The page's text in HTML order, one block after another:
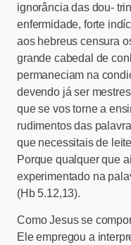
ignorância das dou-
enfermidade, forte
aos hebreus censura
grande cabedal de
permaneciam na
devendo já ser
que se vos torne a
rudimentos das
que necessitais de
Porque qualquer que
experimentado na
(Hb 5.12,13).
Como Jesus se
Ele empregou a